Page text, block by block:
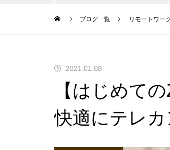
ブログ一覧 リモートワーク
2021.01.08
【はじめて
快適にテレカ